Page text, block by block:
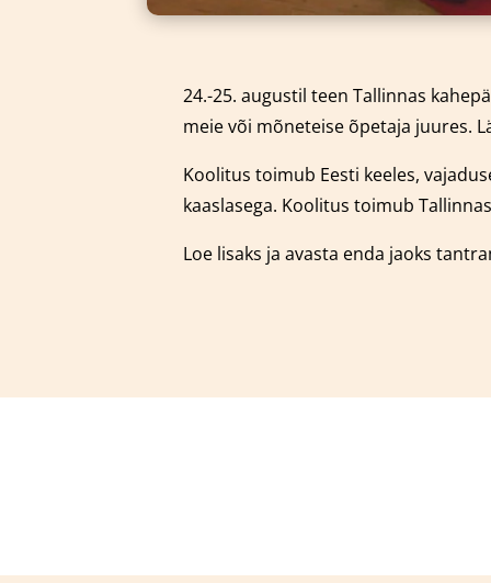
24.-25. augustil teen Tallinnas
meie või mõneteise õpetaja juures.
Koolitus toimub Eesti keeles,
kaaslasega. Koolitus toimub
Loe lisaks ja avasta enda jaoks